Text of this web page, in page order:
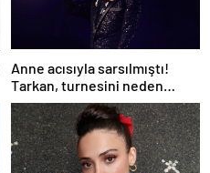
Anne acısıyla sarsılmıştı!
Tarkan, turnesini neden
bırakmak istemediğini
açıkladı